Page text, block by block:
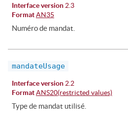
Interface version 2.3
Format AN35
Numéro de mandat.
mandateUsage
Interface version 2.2
Format ANS20(restricted values)
Type de mandat utilisé.